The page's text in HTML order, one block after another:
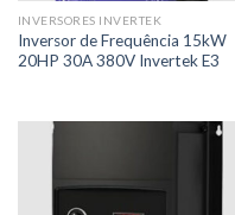
INVERSORES INVERTEK
Inversor de Frequência 15kW
20HP 30A 380V Invertek E3